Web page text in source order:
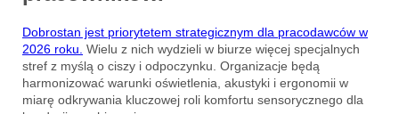
Dobrostan jest priorytetem strategicznym dla pracodawców w
2026 roku. Wielu z nich wydzieli w biurze więcej specjalnych
stref z myślą o ciszy i odpoczynku. Organizacje będą
harmonizować warunki oświetlenia, akustyki i ergonomii w
miarę odkrywania kluczowej roli komfortu sensorycznego dla